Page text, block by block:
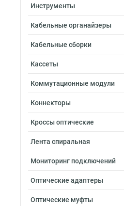
Инструменты
Кабельные органайзеры
Кабельные сборки
Кассеты
Коммутационные модули
Коннекторы
Кроссы оптические
Лента спиральная
Мониторинг подключений
Оптические адаптеры
Оптические муфты